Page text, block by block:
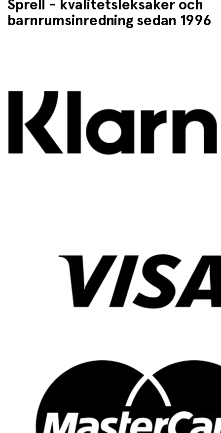
Sprell - kvalitetsleksaker och
barnrumsinredning sedan 1996